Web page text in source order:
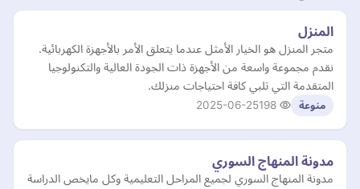
المنزل
متجر المنزل هو الخيار الأمثل عندما يتعلق الأمر بالأجهزة الكهربائية.
نقدم مجموعة واسعة من الأجهزة ذات الجودة العالية والتكنولوجيا
المتقدمة التي تلبي كافة احتياجات منزلك.
منوعة 2025-06-25
مدونة المنهاج السوري
مدونة المنهاج السوري لجميع المراحل التعليمية وكل مايخص الدراسة